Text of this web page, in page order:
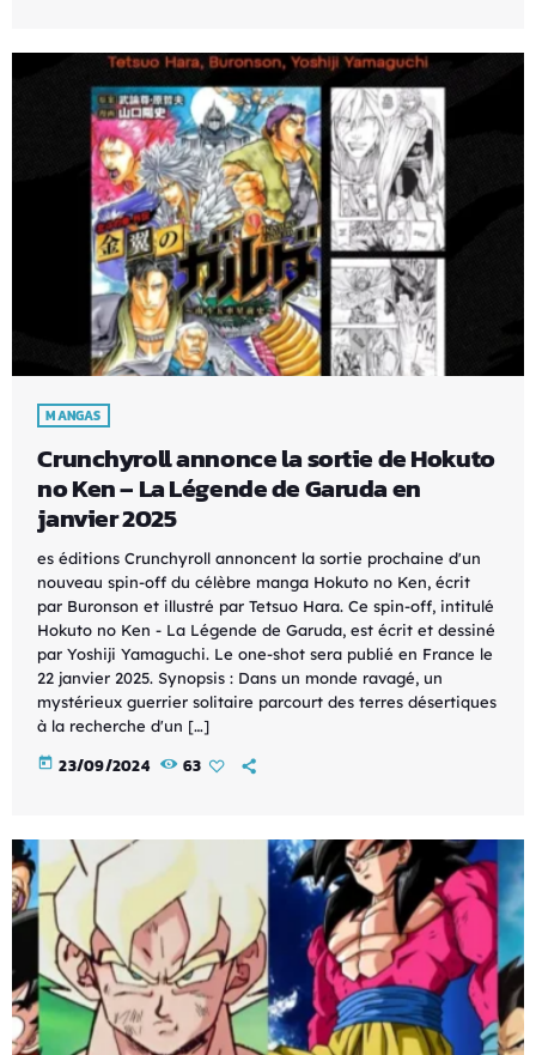
MANGAS
Crunchyroll annonce la sortie de Hokuto
no Ken – La Légende de Garuda en
janvier 2025
es éditions Crunchyroll annoncent la sortie prochaine d'un
nouveau spin-off du célèbre manga Hokuto no Ken, écrit
par Buronson et illustré par Tetsuo Hara. Ce spin-off, intitulé
Hokuto no Ken - La Légende de Garuda, est écrit et dessiné
par Yoshiji Yamaguchi. Le one-shot sera publié en France le
22 janvier 2025. Synopsis : Dans un monde ravagé, un
mystérieux guerrier solitaire parcourt des terres désertiques
à la recherche d'un […]
today 23/09/2024 63